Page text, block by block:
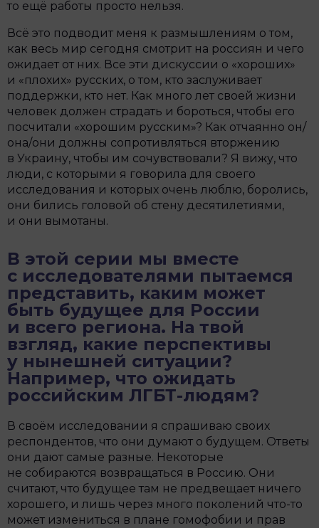
то ещё работы просто нельзя.
Всё это подводит меня к размышлениям о том,
как весь мир сегодня смотрит на россиян и чего
ожидает от них. Все эти дискуссии о «хороших»
и «плохих» русских, о том, кто заслуживает
поддержки, кто нет. Как много лет своей жизни
человек должен страдать и бороться, чтобы его
посчитали «хорошим русским»? Как отчаянно он/
она/они должны сопротивляться вторжению
в Украину, чтобы им сочувствовали? Я вижу, что
люди, с которыми я говорила для своего
исследования и которых очень люблю, боролись,
они бились головой об стену десятилетиями,
и они вымотаны.
В этой серии мы вместе
с исследователями пытаемся
представить, каким может
быть будущее для России
и всего региона. На твой
взгляд, какие перспективы
у нынешней ситуации?
Например, что ожидать
российским ЛГБТ-людям?
В своём исследовании я спрашиваю своих
респондентов, что они думают о будущем. Ответы
они дают самые разные. Некоторые
не собираются возвращаться в Россию. Они
считают, что будущее там не предвещает ничего
хорошего, и лишь через много поколений что-то
может измениться в плане гомофобии и прав